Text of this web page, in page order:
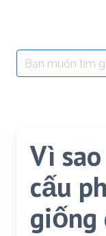
Search
for:
Vì
cấu
giống